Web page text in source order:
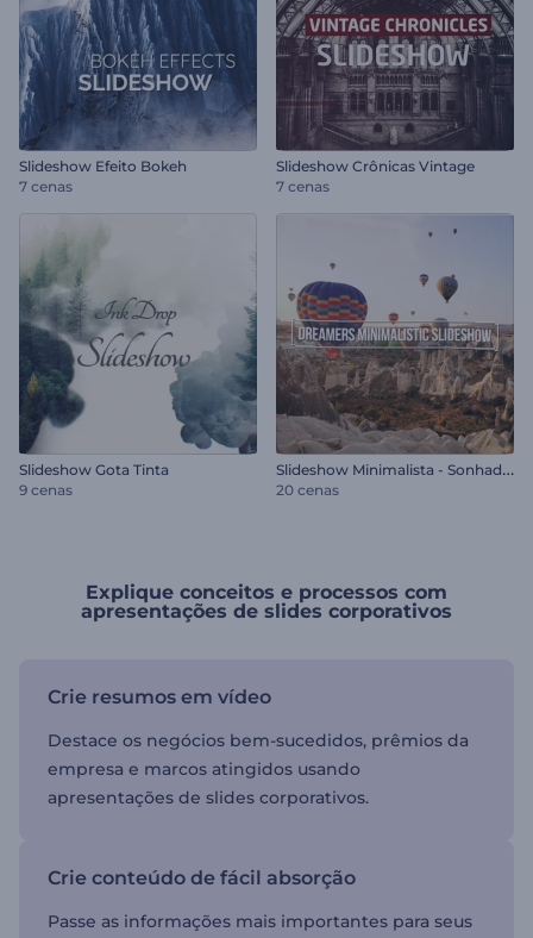
Slideshow Efeito Bokeh
7 cenas
Slideshow Crônicas Vintage
7 cenas
Slideshow Gota Tinta
9 cenas
S
lideshow Minimalista - Sonhadores
20 cenas
Explique conceitos e processos com
apresentações de slides corporativos
Crie resumos em vídeo
Destace os negócios bem-sucedidos, prêmios da
empresa e marcos atingidos usando
apresentações de slides corporativos.
Crie conteúdo de fácil absorção
Passe as informações mais importantes para seus